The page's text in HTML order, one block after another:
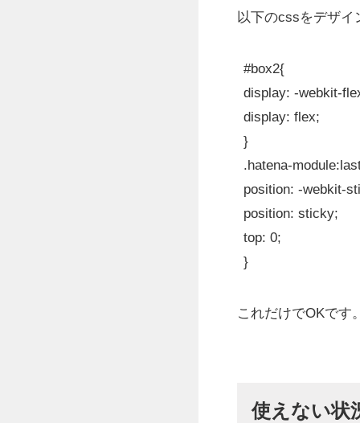
以下のcssをデザイ
#box2{
display: -webkit-
display
}
.hatena-module:
position: -webkit-
position
top: 0
}
これだけでOKです
使えない状